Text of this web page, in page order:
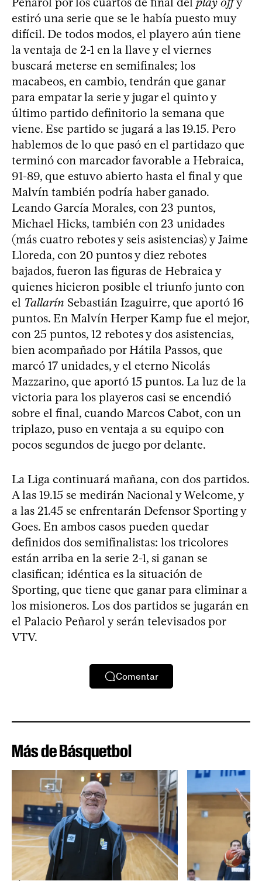
estiró una serie que se le había puesto muy
difícil. De todos modos, el playero aún tiene
la ventaja de 2-1 en la llave y el viernes
buscará meterse en semifinales; los
macabeos, en cambio, tendrán que ganar
para empatar la serie y jugar el quinto y
último partido definitorio la semana que
viene. Ese partido se jugará a las 19.15. Pero
hablemos de lo que pasó en el partidazo que
terminó con marcador favorable a Hebraica,
91-89, que estuvo abierto hasta el final y que
Malvín también podría haber ganado.
Leando García Morales, con 23 puntos,
Michael Hicks, también con 23 unidades
(más cuatro rebotes y seis asistencias) y Jaime
Lloreda, con 20 puntos y diez rebotes
bajados, fueron las figuras de Hebraica y
quienes hicieron posible el triunfo junto con
el Tallarín Sebastián Izaguirre, que aportó 16
puntos. En Malvín Herper Kamp fue el mejor,
con 25 puntos, 12 rebotes y dos asistencias,
bien acompañado por Hátila Passos, que
marcó 17 unidades, y el eterno Nicolás
Mazzarino, que aportó 15 puntos. La luz de la
victoria para los playeros casi se encendió
sobre el final, cuando Marcos Cabot, con un
triplazo, puso en ventaja a su equipo con
pocos segundos de juego por delante.
La Liga continuará mañana, con dos partidos.
A las 19.15 se medirán Nacional y Welcome, y
a las 21.45 se enfrentarán Defensor Sporting y
Goes. En ambos casos pueden quedar
definidos dos semifinalistas: los tricolores
están arriba en la serie 2-1, si ganan se
clasifican; idéntica es la situación de
Sporting, que tiene que ganar para eliminar a
los misioneros. Los dos partidos se jugarán en
el Palacio Peñarol y serán televisados por
VTV.
Comentar
Más de Básquetbol